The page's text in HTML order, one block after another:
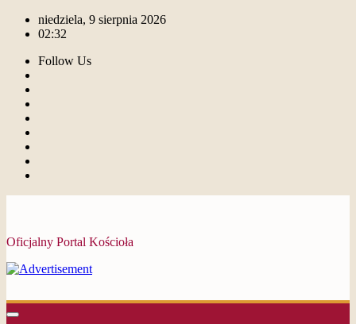
niedziela, 9 sierpnia 2026
02:32
Follow Us
Oficjalny Portal Kościoła